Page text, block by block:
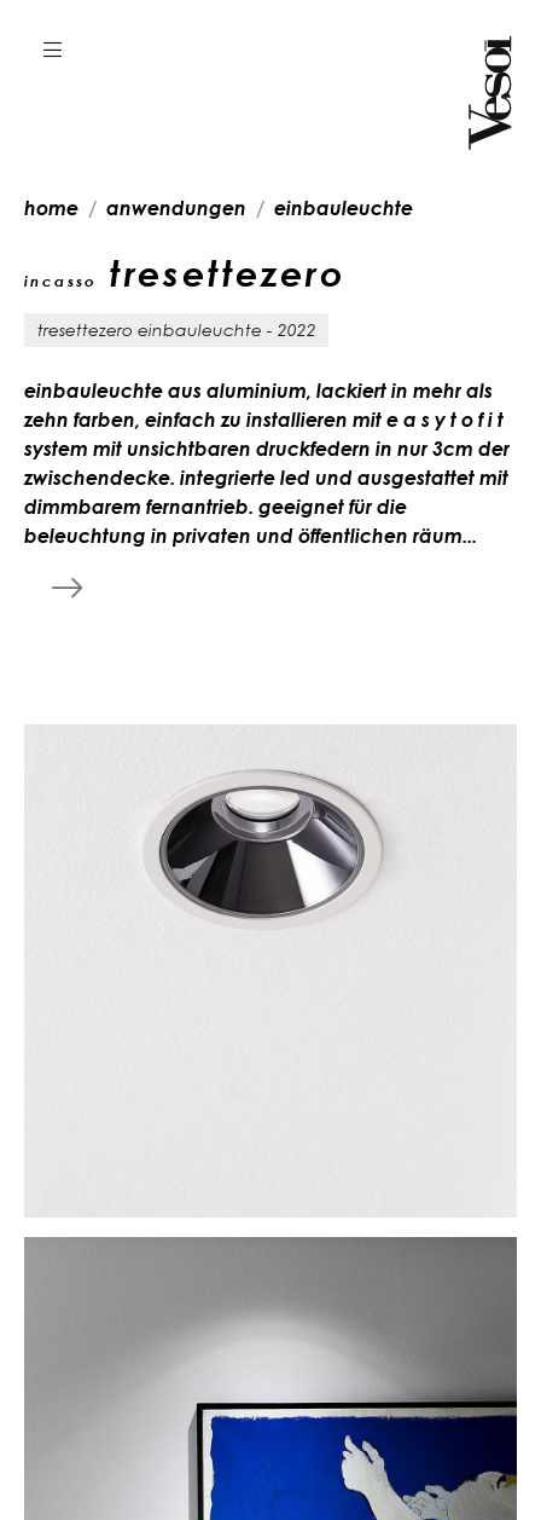
home anwendungen einbauleuchte
incasso tresettezero
tresettezero einbauleuchte - 2022
einbauleuchte aus aluminium, lackiert in mehr als
zehn farben, einfach zu installieren mit e a s y t o f i t
system mit unsichtbaren druckfedern in nur 3cm der
zwischendecke. integrierte led und ausgestattet mit
dimmbarem fernantrieb. geeignet für die
beleuchtung in privaten und öffentlichen räum...